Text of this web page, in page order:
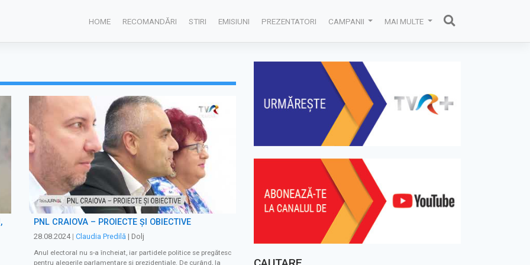
HOME RECOMANDĂRI STIRI EMISIUNI PREZENTATORI CAMPANII MAI MULTE
PNL CRAIOVA – PROIECTE ȘI OBIECTIVE
28.08.2024| Claudia Predilă | Dolj
Anul electoral nu s-a încheiat, iar partidele politice se pregătesc
pentru alegerile parlamentare şi prezidenţiale. De curând, la